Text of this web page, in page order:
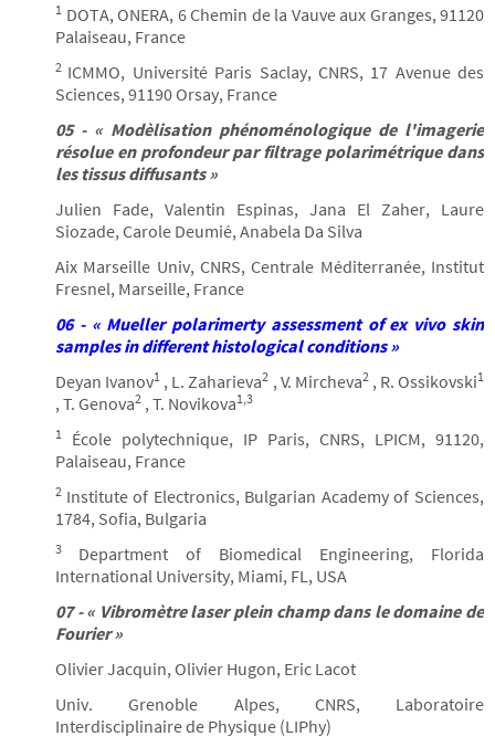
1 DOTA, ONERA, 6 Chemin de la Vauve aux Granges, 91120
Palaiseau, France
2 ICMMO, Université Paris Saclay, CNRS, 17 Avenue des
Sciences, 91190 Orsay, France
05 - « Modèlisation phénoménologique de l'imagerie
résolue en profondeur par filtrage polarimétrique dans
les tissus diffusants »
Julien Fade, Valentin Espinas, Jana El Zaher, Laure
Siozade, Carole Deumié, Anabela Da Silva
Aix Marseille Univ, CNRS, Centrale Méditerranée, Institut
Fresnel, Marseille, France
06 - « Mueller polarimerty assessment of ex vivo skin
samples in different histological conditions »
Deyan Ivanov1 , L. Zaharieva2 , V. Mircheva2, R. Ossikovski1
, T. Genova2 , T. Novikova1,3
1
École polytechnique, IP Paris, CNRS, LPICM, 91120,
Palaiseau, France
2 Institute of Electronics, Bulgarian Academy of Sciences,
1784, Sofia, Bulgaria
3 Department of Biomedical Engineering, Florida
International University, Miami, FL, USA
07 - « Vibromètre laser plein champ dans le domaine de
Fourier »
Olivier Jacquin, Olivier Hugon, Eric Lacot
Univ. Grenoble Alpes, CNRS, Laboratoire
Interdisciplinaire de Physique (LIPhy)